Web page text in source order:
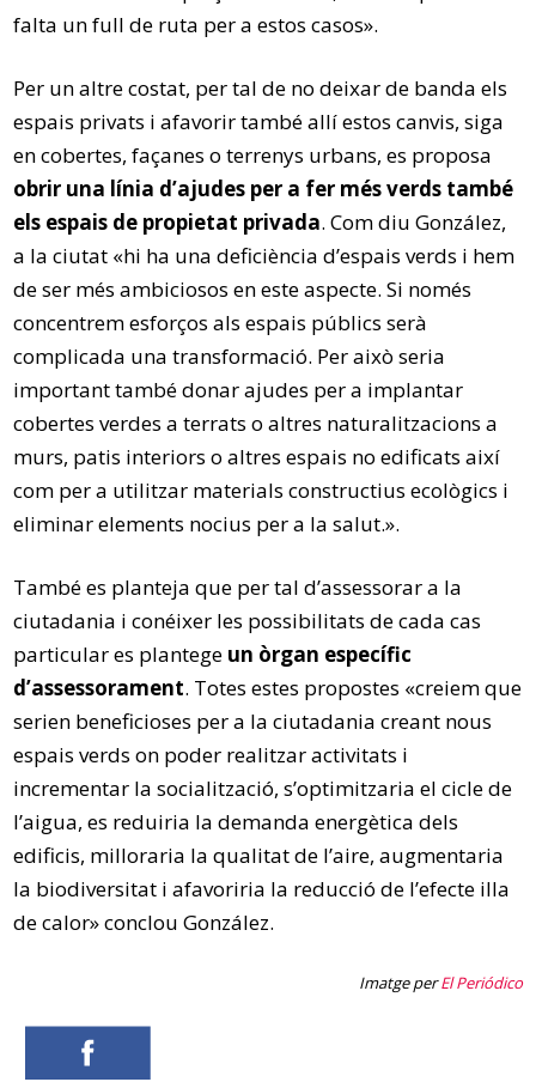
falta un full de ruta per a estos casos».
Per un altre costat, per tal de no deixar de banda els
espais privats i afavorir també allí estos canvis, siga
en cobertes, façanes o terrenys urbans, es proposa
obrir una línia d’ajudes per a fer més verds també
els espais de propietat privada. Com diu González,
a la ciutat «hi ha una deficiència d’espais verds i hem
de ser més ambiciosos en este aspecte. Si només
concentrem esforços als espais públics serà
complicada una transformació. Per això seria
important també donar ajudes per a implantar
cobertes verdes a terrats o altres naturalitzacions a
murs, patis interiors o altres espais no edificats així
com per a utilitzar materials constructius ecològics i
eliminar elements nocius per a la salut.».
També es planteja que per tal d’assessorar a la
ciutadania i conéixer les possibilitats de cada cas
particular es plantege un òrgan específic
d’assessorament. Totes estes propostes «creiem que
serien beneficioses per a la ciutadania creant nous
espais verds on poder realitzar activitats i
incrementar la socialització, s’optimitzaria el cicle de
l’aigua, es reduiria la demanda energètica dels
edificis, milloraria la qualitat de l’aire, augmentaria
la biodiversitat i afavoriria la reducció de l’efecte illa
de calor» conclou González.
Imatge perEl Periódico